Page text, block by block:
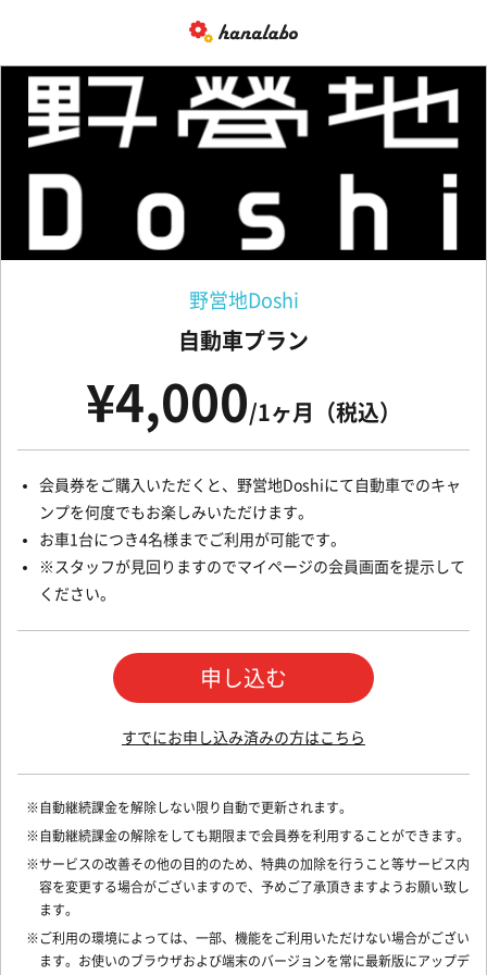
野営地Doshi
自動車プラン
¥4,000/1ヶ月（税込）
会員券をご購入いただくと、野営地Doshiにて自動車でのキャ
ンプを何度でもお楽しみいただけます。
お車1台につき4名様までご利用が可能です。
※スタッフが見回りますのでマイページの会員画面を提示して
ください。
申し込む
すでにお申し込み済みの方はこちら
自動継続課金を解除しない限り自動で更新されます。
自動継続課金の解除をしても期限まで会員券を利用することができます。
サービスの改善その他の目的のため、特典の加除を行うこと等サービス内
容を変更する場合がございますので、予めご了承頂きますようお願い致し
ます。
ご利用の環境によっては、一部、機能をご利用いただけない場合がござい
ます。お使いのブラウザおよび端末のバージョンを常に最新版にアップデ